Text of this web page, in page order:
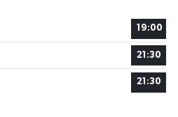
19:00
21:30
21:30